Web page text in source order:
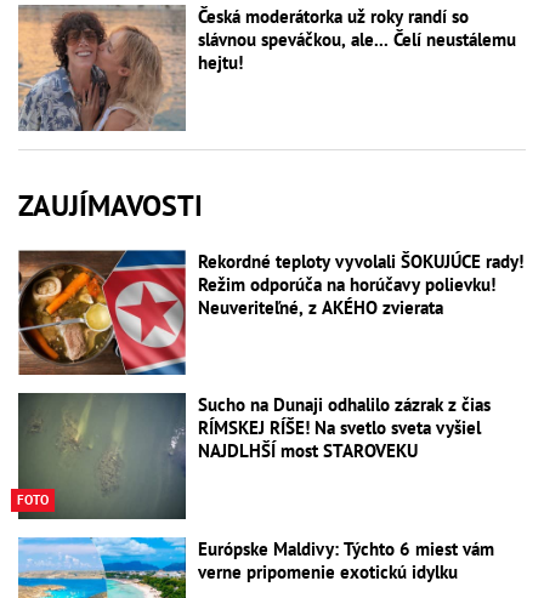
Česká moderátorka už roky randí so
slávnou speváčkou, ale... Čelí neustálemu
hejtu!
ZAUJÍMAVOSTI
Rekordné teploty vyvolali ŠOKUJÚCE rady!
Režim odporúča na horúčavy polievku!
Neuveriteľné, z AKÉHO zvierata
FOTO
Sucho na Dunaji odhalilo zázrak z čias
RÍMSKEJ RÍŠE! Na svetlo sveta vyšiel
NAJDLHŠÍ most STAROVEKU
Európske Maldivy: Týchto 6 miest vám
verne pripomenie exotickú idylku